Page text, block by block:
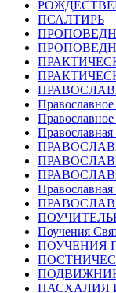
ПСАЛТИРЬ
Поучения
ПОУЧЕНИЯ
ПАСХАЛИЯ